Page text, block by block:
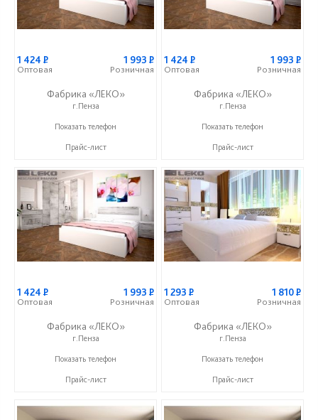
1 424 Р
Оптовая
1 993 Р
Розничная
Фабрика «ЛЕКО»
г.Пенза
+7 (800) 222-93-90
Показать телефон
Прайс-лист
1 424 Р
Оптовая
1 993 Р
Розничная
Фабрика «ЛЕКО»
г.Пенза
+7 (800) 222-93-90
Показать телефон
Прайс-лист
1 424 Р
Оптовая
1 993 Р
Розничная
Фабрика «ЛЕКО»
г.Пенза
+7 (800) 222-93-90
Показать телефон
Прайс-лист
1 293 Р
Оптовая
1 810Р
Розничная
Фабрика «ЛЕКО»
г.Пенза
+7 (800) 222-93-90
Показать телефон
Прайс-лист